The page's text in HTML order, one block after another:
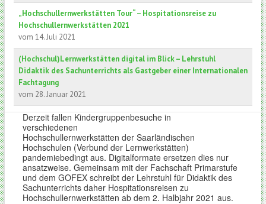
„Hochschullernwerkstätten Tour“ – Hospitationsreise zu
Hochschullernwerkstätten 2021
vom 14. Juli 2021
(Hochschul)Lernwerkstätten digital im Blick – Lehrstuhl
Didaktik des Sachunterrichts als Gastgeber einer Internationalen
Fachtagung
vom 28. Januar 2021
Derzeit fallen Kindergruppenbesuche in
verschiedenen
Hochschullernwerkstätten der Saarländischen
Hochschulen (Verbund der Lernwerkstätten)
pandemiebedingt aus. Digitalformate ersetzen dies nur
ansatzweise. Gemeinsam mit der Fachschaft Primarstufe
und dem GOFEX schreibt der Lehrstuhl für Didaktik des
Sachunterrichts daher Hospitationsreisen zu
Hochschullernwerkstätten ab dem 2. Halbjahr 2021 aus.